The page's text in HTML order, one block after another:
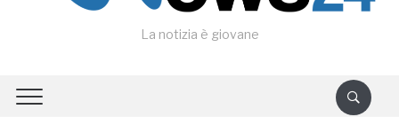
La notizia è giovane